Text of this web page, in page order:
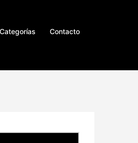
Categorías Contacto